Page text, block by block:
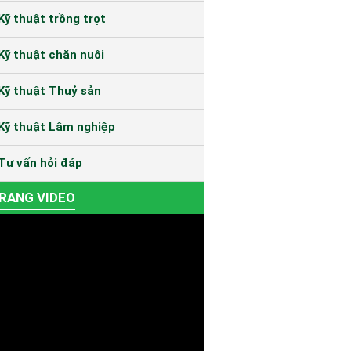
thuật trồng trọt
thuật chăn nuôi
thuật Thuỷ sản
thuật Lâm nghiệp
vấn hỏi đáp
VIDEO